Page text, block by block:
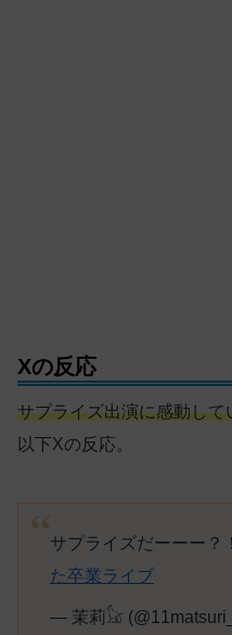
Xの反応
サプライズ出演に感動し
以下Xの反応。
サプライズだーーー？
た卒業ライブ
— 茉莉𓃠